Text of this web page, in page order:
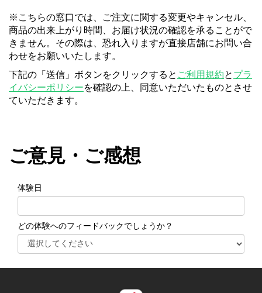
※こちらの窓口では、ご注文に関する変更やキャンセル、
商品の出来上がり時間、お届け状況の確認を承ることがで
きません。その際は、恐れ入りますが直接店舗にお問い合
わせをお願いいたします。
下記の「送信」ボタンをクリックすると ご利用規約と プラ
イバシーポリシーを確認の上、同意いただいたものとさせ
ていただきます。
ご意見・ご感想
体験日
どの体験へのフィードバックでしょうか？